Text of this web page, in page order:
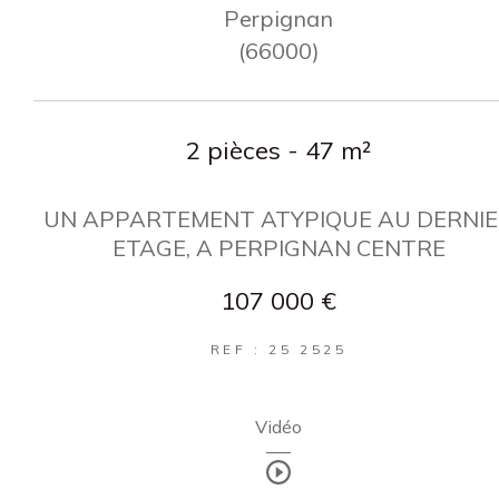
Perpignan
(66000)
2 pièces - 47 m²
UN APPARTEMENT ATYPIQUE AU
ETAGE, A PERPIGNAN CENTRE
107 000 €
REF : 25 2525
Vidéo